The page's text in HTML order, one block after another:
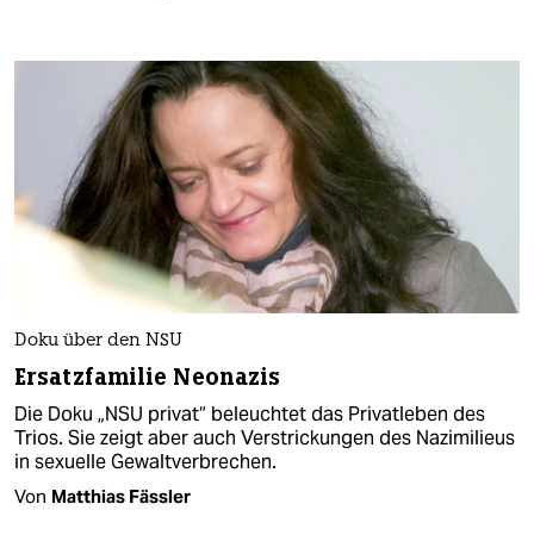
Doku über den NSU
Ersatzfamilie Neonazis
Die Doku „NSU privat“ beleuchtet das Privatleben des
Trios. Sie zeigt aber auch Verstrickungen des Nazimilieus
in sexuelle Gewaltverbrechen.
Von Matthias Fässler